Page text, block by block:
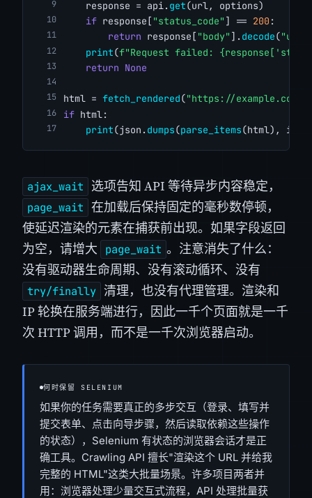
    response = api.
get(url, options)
if response[ "status_code" ] == 200 :
return response[ "body" ]. decode("utf-
print(f"Request failed:
return None
html = fetch_rendered("https://example.com/
if html:
print(json. dumps(parse_items(html),
ajax_wait 选项告知 API 等待异步内容稳定，
page_wait 在加载后保持固定的毫秒数停顿，
使延迟渲染的元素在捕获前出现。如果字段返回
为空，请增大
page_wait 。注意消失了什么：
没有驱动器生命周期、没有滚动循环、没有
try/finally 清理，也没有代理管理。渲染和
IP 轮换在服务端进行，因此一千个页面就是一千
次 HTTP 调用，而不是一千次浏览器启动。
何时保留 SELENIUM
如果你的任务需要真正的多步交互（登录、填写并
提交表单、点击向导步骤，然后读取依赖这些操作
的状态），Selenium 有状态的浏览器会话才是正
确工具。Crawling API 擅长"渲染这个 URL 并给我
完整的 HTML"这类大批量场景。许多项目两者并
用：浏览器处理少量交互式流程，API 处理批量获